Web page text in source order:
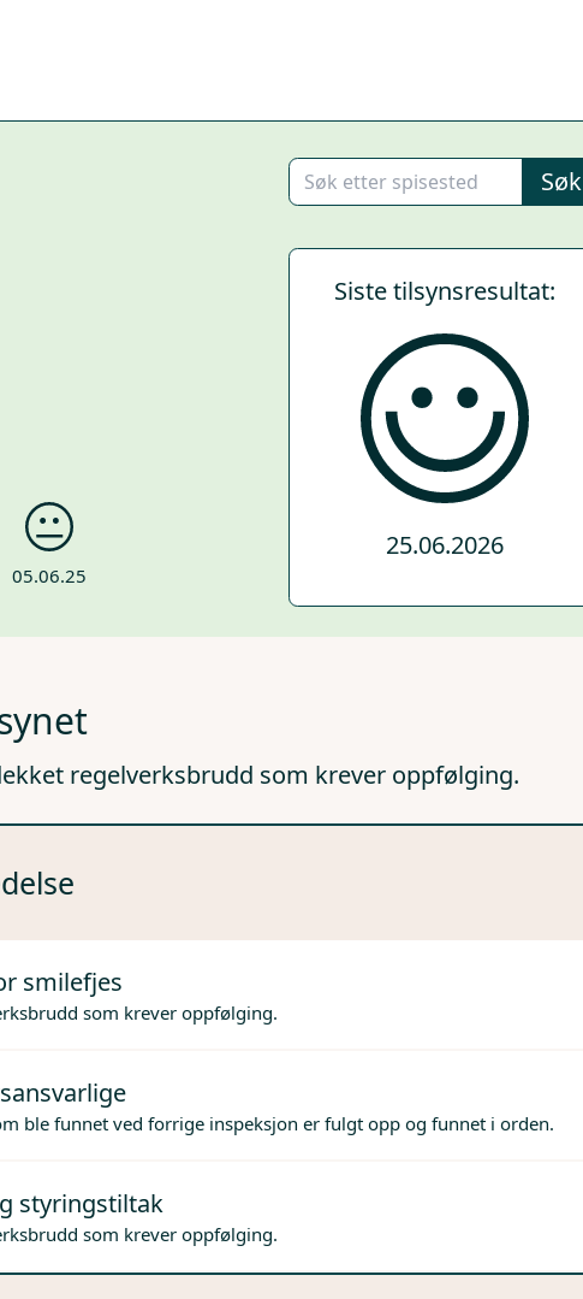
Søk
05.06.25
Siste tilsynsresultat:
25.06.2026
regelverksbrudd som krever oppfølging.
smilefjes
som krever oppfølging.
ble funnet ved forrige inspeksjon er fulgt opp og funnet i orden.
styringstiltak
som krever oppfølging.